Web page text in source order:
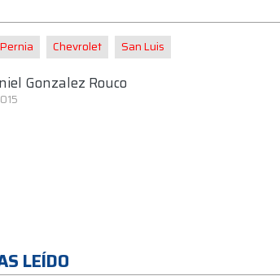
Chevrolet San Luis
Gonzalez Rouco
LEÍDO